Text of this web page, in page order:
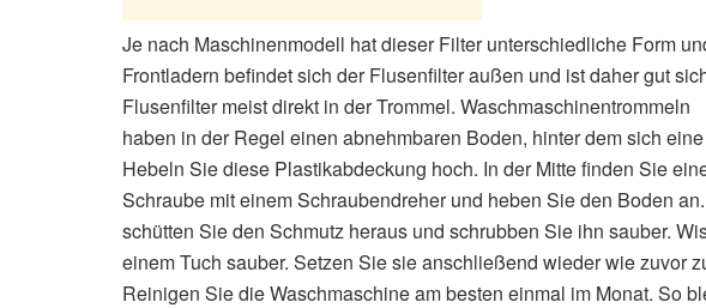
Je nach Maschinenmodell hat dieser Filter unterschiedliche Form
Frontladern befindet sich der Flusenfilter außen und ist daher gut
Flusenfilter meist direkt in der Trommel. Waschmaschinentrommeln
haben in der Regel einen abnehmbaren Boden, hinter dem sich
Hebeln Sie diese Plastikabdeckung hoch. In der Mitte finden Sie
Schraube mit einem Schraubendreher und heben Sie den Boden
schütten Sie den Schmutz heraus und schrubben Sie ihn sauber.
einem Tuch sauber. Setzen Sie sie anschließend wieder wie zuvor
Reinigen Sie die Waschmaschine am besten einmal im Monat. So